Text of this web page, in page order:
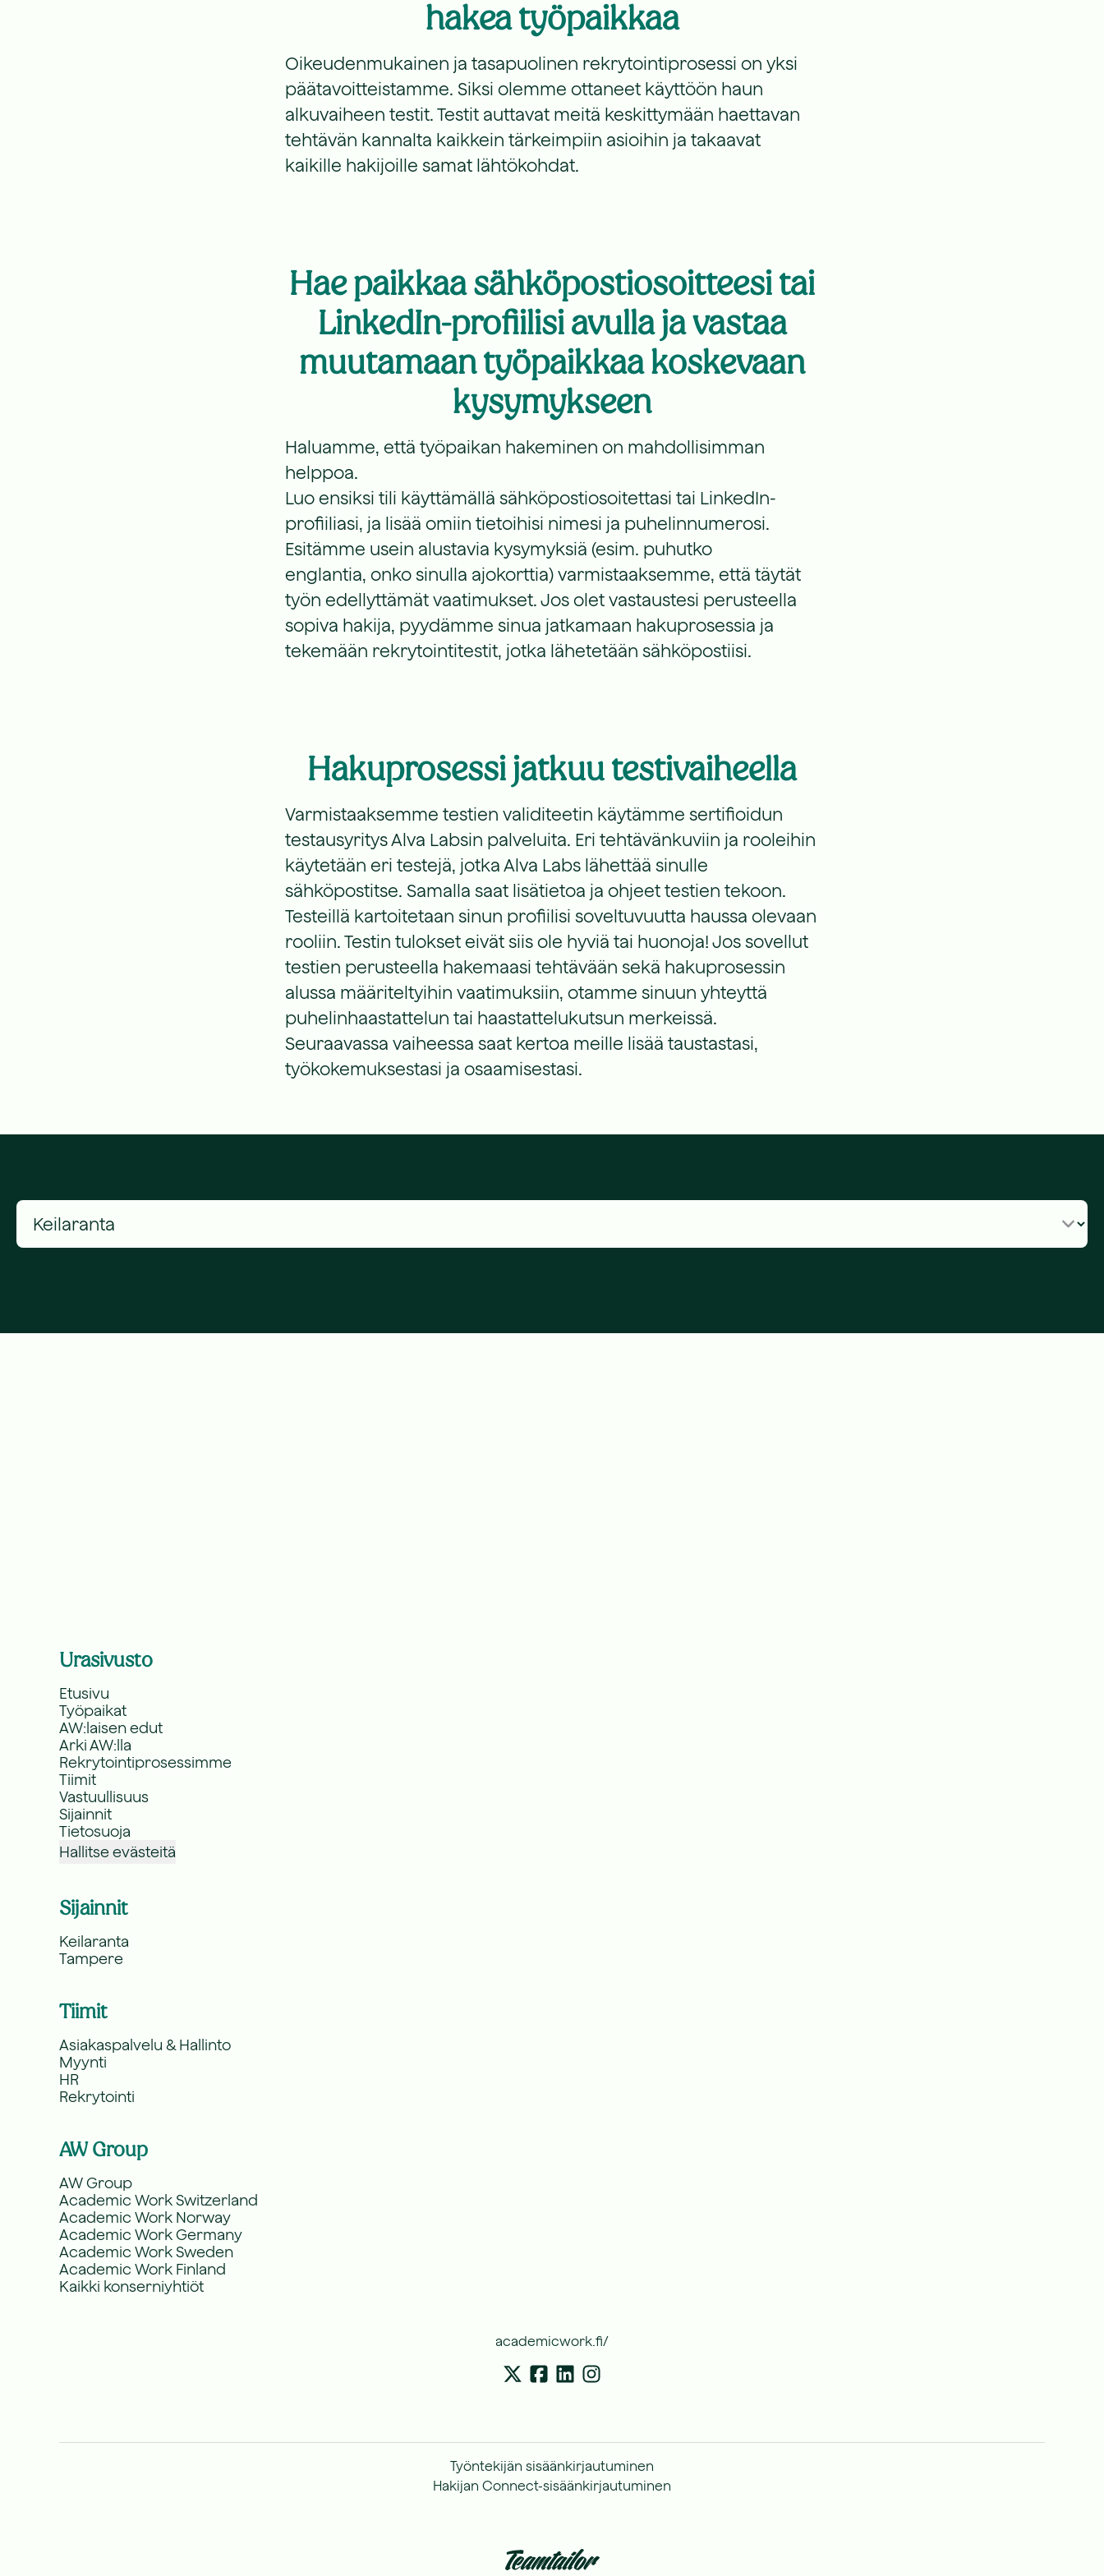
hakea työpaikkaa
Oikeudenmukainen ja tasapuolinen rekrytointiprosessi on yksi
päätavoitteistamme. Siksi olemme ottaneet käyttöön haun
alkuvaiheen testit. Testit auttavat meitä keskittymään haettavan
tehtävän kannalta kaikkein tärkeimpiin asioihin ja takaavat
kaikille hakijoille samat lähtökohdat.
Hae paikkaa sähköpostiosoitteesi tai
LinkedIn-profiilisi avulla ja vastaa
muutamaan työpaikkaa koskevaan
kysymykseen
Haluamme, että työpaikan hakeminen on mahdollisimman
helppoa.
Luo ensiksi tili käyttämällä sähköpostiosoitettasi tai LinkedIn-
profiiliasi, ja lisää omiin tietoihisi nimesi ja puhelinnumerosi.
Esitämme usein alustavia kysymyksiä (esim. puhutko
englantia, onko sinulla ajokorttia) varmistaaksemme, että täytät
työn edellyttämät vaatimukset. Jos olet vastaustesi perusteella
sopiva hakija, pyydämme sinua jatkamaan hakuprosessia ja
tekemään rekrytointitestit, jotka lähetetään sähköpostiisi.
Hakuprosessi jatkuu testivaiheella
Varmistaaksemme testien validiteetin käytämme sertifioidun
testausyritys Alva Labsin palveluita. Eri tehtävänkuviin ja rooleihin
käytetään eri testejä, jotka Alva Labs lähettää sinulle
sähköpostitse. Samalla saat lisätietoa ja ohjeet testien tekoon.
Testeillä kartoitetaan sinun profiilisi soveltuvuutta haussa olevaan
rooliin. Testin tulokset eivät siis ole hyviä tai huonoja! Jos sovellut
testien perusteella hakemaasi tehtävään sekä hakuprosessin
alussa määriteltyihin vaatimuksiin, otamme sinuun yhteyttä
puhelinhaastattelun tai haastattelukutsun merkeissä.
Seuraavassa vaiheessa saat kertoa meille lisää taustastasi,
työkokemuksestasi ja osaamisestasi.
Urasivusto
Etusivu
Työpaikat
AW:laisen edut
Arki AW:lla
Rekrytointiprosessimme
Tiimit
Vastuullisuus
Sijainnit
Tietosuoja
Hallitse evästeitä
Sijainnit
Keilaranta
Tampere
Tiimit
Asiakaspalvelu & Hallinto
Myynti
HR
Rekrytointi
AW Group
AW Group
Academic Work Switzerland
Academic Work Norway
Academic Work Germany
Academic Work Sweden
Academic Work Finland
Kaikki konserniyhtiöt
academicwork.fi/
Työntekijän sisäänkirjautuminen
Hakijan Connect-sisäänkirjautuminen